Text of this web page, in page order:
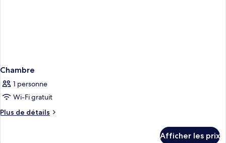
Chambre
1 personne
Wi-Fi gratuit
Plus de détails
Plus
Afficher les prix